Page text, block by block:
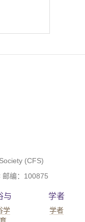
(CFS)
邮编：100875
与
学
学者
学者